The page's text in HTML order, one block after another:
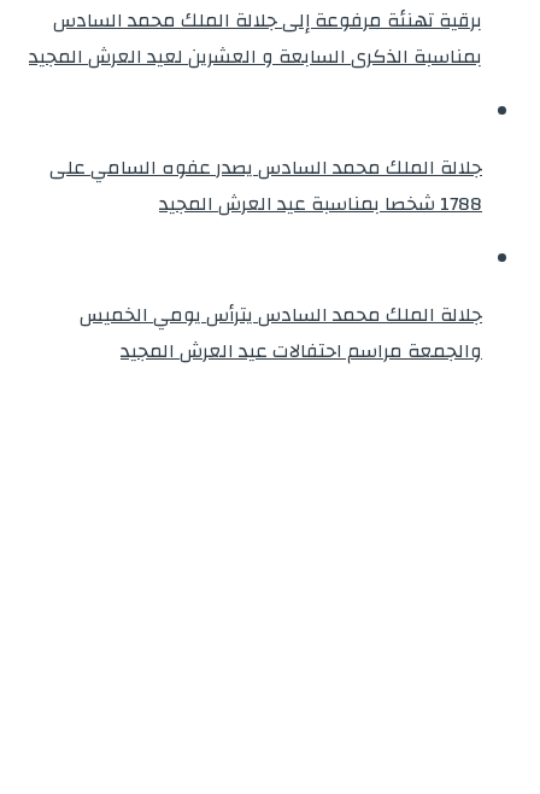
برقية تهنئة مرفوعة إلى جلالة الملك محمد السادس
بمناسبة الذكرى السابعة و العشرين لعيد العرش المجيد
جلالة الملك محمد السادس يصدر عفوه السامي على
1788 شخصا بمناسبة عيد العرش المجيد
جلالة الملك محمد السادس يترأس يومي الخميس
والجمعة مراسم احتفالات عيد العرش المجيد